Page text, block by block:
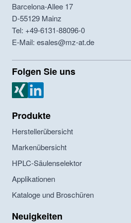
Barcelona-Allee 17
D-55129 Mainz
Tel: +49-6131-88096-0
E-Mail: esales@mz-at.de
Folgen Sie uns
MZ Analysentechnik Xing
MZ Analysentechnik LinkedIn
Produkte
Herstellerübersicht
Markenübersicht
HPLC-Säulenselektor
Applikationen
Kataloge und Broschüren
Neuigkeiten